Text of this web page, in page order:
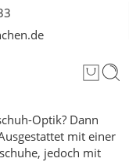
Optik? Dann
mit einer
jedoch mit